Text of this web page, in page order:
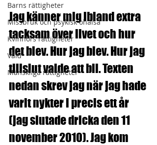
Barns rättigheter
Missbruk och psykisk ohälsa
Kvinnors rättigheter
Våld
Mänskliga rättigheter
Jag känner mig ibland extra
tacksam över livet och hur
det blev. Hur jag blev. Hur jag
tillslut valde att bli. Texten
nedan skrev jag när jag hade
varit nykter i precis ett år
(jag slutade dricka den 11
november 2010). Jag kom